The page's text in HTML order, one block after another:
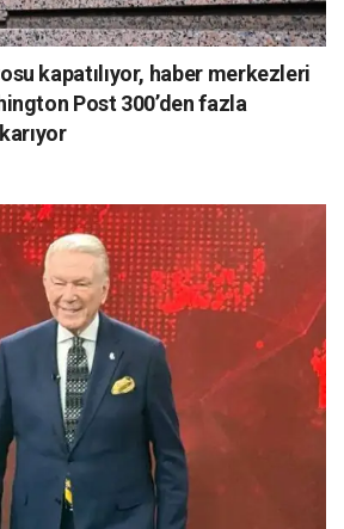
kapatılıyor, haber merkezleri
Post 300’den fazla